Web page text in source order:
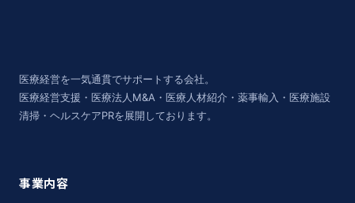
医療経営を一気通貫でサポートする会社。
医療経営支援・医療法人M&A・医療人材紹介・薬事輸入・医療施設
清掃・ヘルスケアPRを展開しております。
事業内容